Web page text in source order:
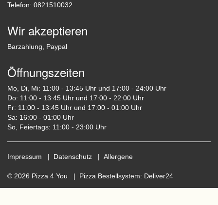
Telefon: 0821510032
Wir akzeptieren
Barzahlung, Paypal
Öffnungszeiten
Mo, Di, Mi: 11:00 - 13:45 Uhr und 17:00 - 24:00 Uhr
Do: 11:00 - 13:45 Uhr und 17:00 - 22:00 Uhr
Fr: 11:00 - 13:45 Uhr und 17:00 - 01:00 Uhr
Sa: 16:00 - 01:00 Uhr
So, Feiertags: 11:00 - 23:00 Uhr
Impressum | Datenschutz | Allergene
© 2026 Pizza 4 You | Pizza Bestellsystem: Deliver24